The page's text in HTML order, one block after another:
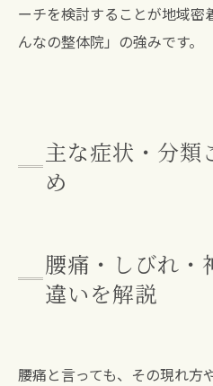
ーチを検討することが地域密
んなの整体院」の強みです。
主な症状・分類
め
腰痛・しびれ・
違いを解説
腰痛と言っても、その現れ方